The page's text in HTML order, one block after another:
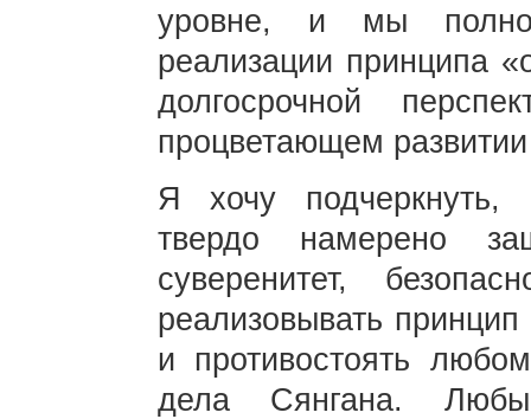
уровне, и мы
реализации принципа
долгосрочной
процветающем
Я хочу подчеркнуть,
твердо намерено
суверенитет,
реализовывать
и противостоять
дела Сянгана.